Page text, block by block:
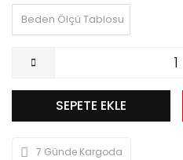
Beden Ölçü Tablosu
SEPETE EKLE
7 Günde Kargoda